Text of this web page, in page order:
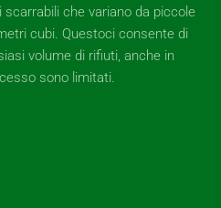
che variano da piccole
cubi. Questoci consente di
volume di rifiuti, anche in
sono limitati.